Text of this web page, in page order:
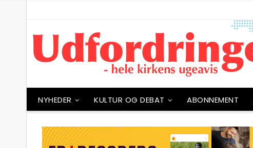
NYHEDER KULTUR OG DEBAT ABONNEMENT